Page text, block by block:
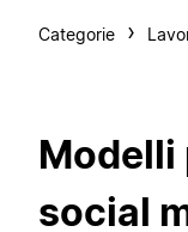
Categorie
Modelli
social